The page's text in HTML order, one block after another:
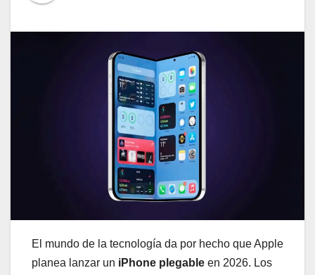
El mundo de la tecnología da por hecho que Apple
planea lanzar un iPhone plegable en 2026. Los